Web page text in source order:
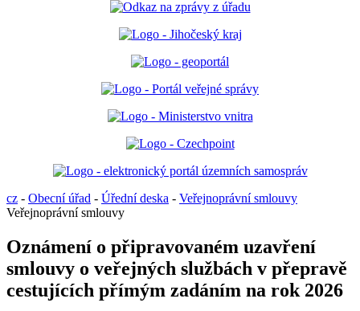
cz - Obecní úřad - Úřední deska - Veřejnoprávní smlouvy
Veřejnoprávní smlouvy
Oznámení o připravovaném uzavření
smlouvy o veřejných službách v přepravě
cestujících přímým zadáním na rok 2026